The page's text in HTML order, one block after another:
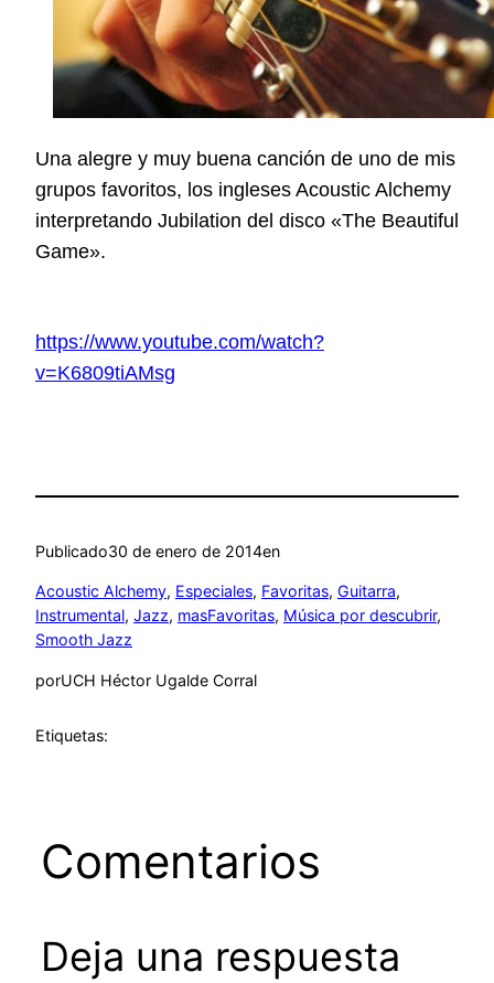
Una alegre y muy buena canción de uno de mis
grupos favoritos, los ingleses Acoustic Alchemy
interpretando Jubilation del disco «The Beautiful
Game».
https://www.youtube.com/watch?
v=K6809tiAMsg
Publicado30 de enero de 2014en
Acoustic Alchemy, Especiales, Favoritas, Guitarra
Instrumental, Jazz, masFavoritas, Música por descubrir
Smooth Jazz
porUCH Héctor Ugalde Corral
Etiquetas:
Comentarios
Deja una respuesta